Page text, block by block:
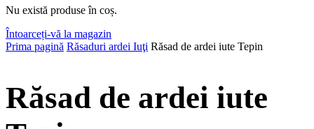
Nu există produse în coș.
Întoarceți-vă la magazin
Prima pagină Răsaduri ardei Iuţi Răsad de ardei iute Tepin
Răsad de ardei iute